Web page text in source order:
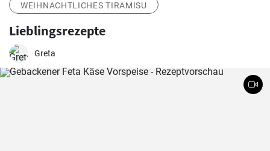
WEIHNACHTLICHES TIRAMISU
Lieblingsrezepte
Greta